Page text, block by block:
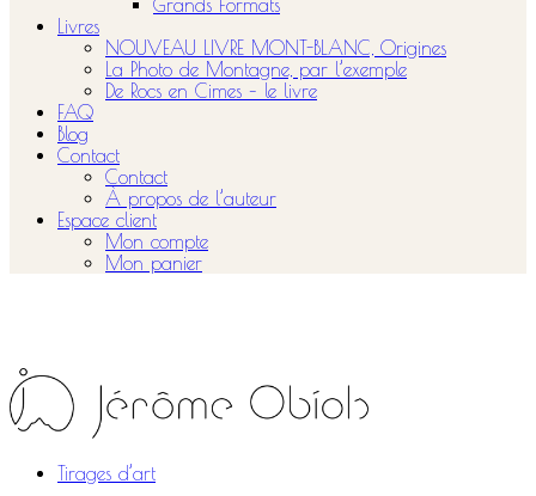
Grands Formats
Livres
NOUVEAU LIVRE MONT-BLANC, Origines
La Photo de Montagne, par l’exemple
De Rocs en Cimes – le livre
FAQ
Blog
Contact
Contact
À propos de l’auteur
Espace client
Mon compte
Mon panier
Tirages d’art